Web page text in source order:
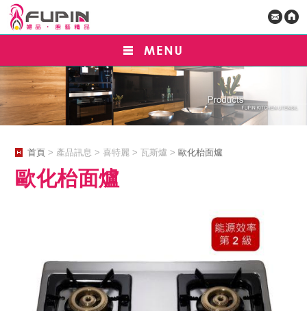
首頁 > 產品訊息 > 喜特麗 > 瓦斯爐 >歐化枱面爐
歐化枱面爐